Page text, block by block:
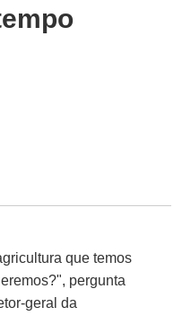
que temos
pergunta
geral da